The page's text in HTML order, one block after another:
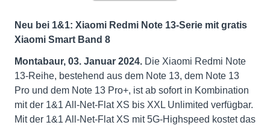
Neu bei 1&1: Xiaomi Redmi Note 13-Serie mit gratis
Xiaomi Smart Band 8
Montabaur, 03. Januar 2024. Die Xiaomi Redmi Note
13-Reihe, bestehend aus dem Note 13, dem Note 13
Pro und dem Note 13 Pro+, ist ab sofort in Kombination
mit der 1&1 All-Net-Flat XS bis XXL Unlimited verfügbar.
Mit der 1&1 All-Net-Flat XS mit 5G-Highspeed kostet das